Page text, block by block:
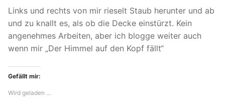
Links und rechts von mir rieselt Staub herunter und ab
und zu knallt es, als ob die Decke einstürzt. Kein
angenehmes Arbeiten, aber ich blogge weiter auch
wenn mir „Der Himmel auf den Kopf fällt“
Gefällt mir:
Wird geladen …